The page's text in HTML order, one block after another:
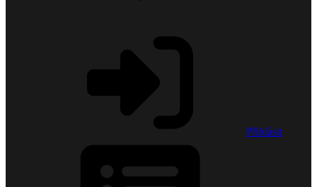
Přihlásit